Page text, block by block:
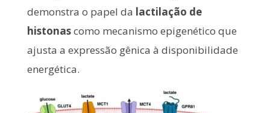
demonstra o papel da lactilação de
histonascomo mecanismo epigenético que
ajusta a expressão gênica à disponibilidade
energética.